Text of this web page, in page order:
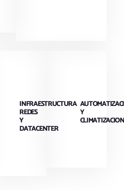
INFRAESTRUCTURA
REDES
Y
DATACENTER
Y
CLIMATIZACION